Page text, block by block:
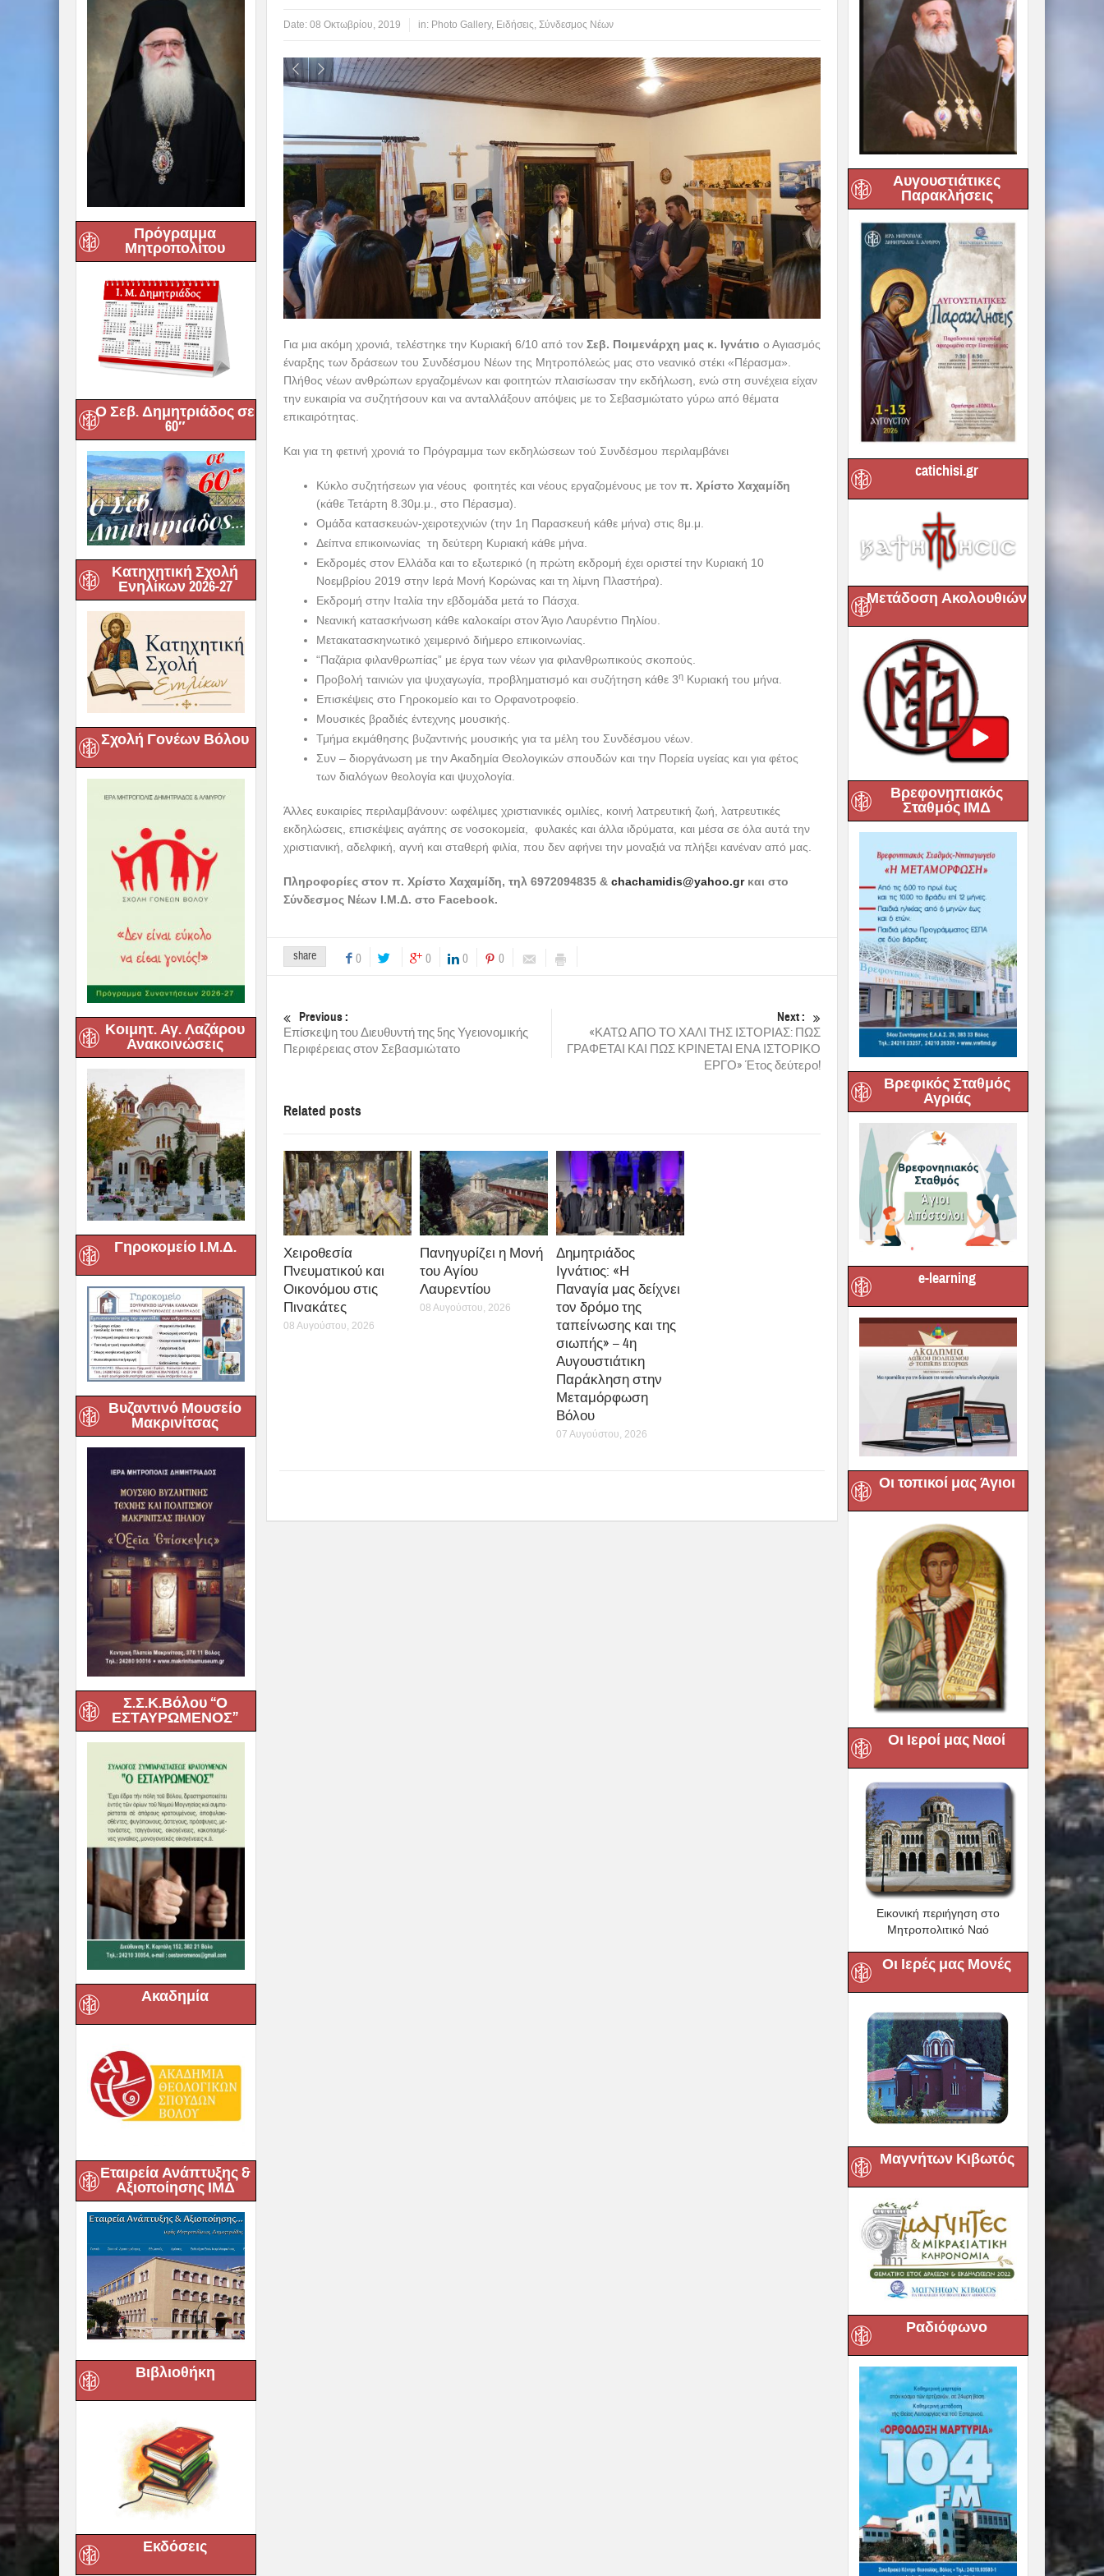
Πρόγραμμα
Μητροπολίτου
Ο Σεβ. Δημητριάδος σε
60″
Κατηχητική Σχολή
Ενηλίκων 2026-27
Σχολή Γονέων Βόλου
Κοιμητ. Αγ. Λαζάρου
Ανακοινώσεις
Γηροκομείο Ι.Μ.Δ.
Βυζαντινό Μουσείο
Μακρινίτσας
Σ.Σ.Κ.Βόλου “Ο
ΕΣΤΑΥΡΩΜΕΝΟΣ”
Ακαδημία
Εταιρεία Ανάπτυξης &
Αξιοποίησης ΙΜΔ
Βιβλιοθήκη
Εκδόσεις
Date: 08 Οκτωβρίου, 2019 in: Photo Gallery, Ειδήσεις, Σύνδεσμος Νέων
Για μια ακόμη χρονιά, τελέστηκε την Κυριακή 6/10 από τον Σεβ. Ποιμενάρχη μας κ. Ιγνάτιο ο Αγιασμός
έναρξης των δράσεων του Συνδέσμου Νέων της Μητροπόλεώς μας στο νεανικό στέκι «Πέρασμα».
Πλήθος νέων ανθρώπων εργαζομένων και φοιτητών πλαισίωσαν την εκδήλωση, ενώ στη συνέχεια είχαν
την ευκαιρία να συζητήσουν και να ανταλλάξουν απόψεις με το Σεβασμιώτατο γύρω από θέματα
επικαιρότητας.
Και για τη φετινή χρονιά το Πρόγραμμα των εκδηλώσεων τού Συνδέσμου περιλαμβάνει
Κύκλο συζητήσεων για νέους φοιτητές και νέους εργαζομένους με τον π. Χρίστο Χαχαμίδη
(κάθε Τετάρτη 8.30μ.μ., στο Πέρασμα).
Ομάδα κατασκευών-χειροτεχνιών (την 1η Παρασκευή κάθε μήνα) στις 8μ.μ.
Δείπνα επικοινωνίας τη δεύτερη Κυριακή κάθε μήνα.
Εκδρομές στον Ελλάδα και το εξωτερικό (η πρώτη εκδρομή έχει οριστεί την Κυριακή 10
Νοεμβρίου 2019 στην Ιερά Μονή Κορώνας και τη λίμνη Πλαστήρα).
Εκδρομή στην Ιταλία την εβδομάδα μετά το Πάσχα.
Νεανική κατασκήνωση κάθε καλοκαίρι στον Άγιο Λαυρέντιο Πηλίου.
Μετακατασκηνωτικό χειμερινό διήμερο επικοινωνίας.
“Παζάρια φιλανθρωπίας” με έργα των νέων για φιλανθρωπικούς σκοπούς.
Προβολή ταινιών για ψυχαγωγία, προβληματισμό και συζήτηση κάθε 3ηΚυριακή του μήνα.
Επισκέψεις στο Γηροκομείο και το Ορφανοτροφείο.
Μουσικές βραδιές έντεχνης μουσικής.
Τμήμα εκμάθησης βυζαντινής μουσικής για τα μέλη του Συνδέσμου νέων.
Συν – διοργάνωση με την Ακαδημία Θεολογικών σπουδών και την Πορεία υγείας και για φέτος
των διαλόγων θεολογία και ψυχολογία.
Άλλες ευκαιρίες περιλαμβάνουν: ωφέλιμες χριστιανικές ομιλίες, κοινή λατρευτική ζωή, λατρευτικές
εκδηλώσεις, επισκέψεις αγάπης σε νοσοκομεία, φυλακές και άλλα ιδρύματα, και μέσα σε όλα αυτά την
χριστιανική, αδελφική, αγνή και σταθερή φιλία, που δεν αφήνει την μοναξιά να πλήξει κανέναν από μας.
Πληροφορίες στον π. Χρίστο Χαχαμίδη, τηλ 6972094835 & chachamidis@yahoo.grκαι στο
Σύνδεσμος Νέων Ι.Μ.Δ. στο Facebook.
share 0 0 0 0
Previous :
Επίσκεψη του Διευθυντή της 5ης Υγειονομικής
Περιφέρειας στον Σεβασμιώτατο
Next :
«ΚΑΤΩ ΑΠΟ ΤΟ ΧΑΛΙ ΤΗΣ ΙΣΤΟΡΙΑΣ: ΠΩΣ
ΓΡΑΦΕΤΑΙ ΚΑΙ ΠΩΣ ΚΡΙΝΕΤΑΙ ΕΝΑ ΙΣΤΟΡΙΚΟ
ΕΡΓΟ» Έτος δεύτερο!
Related posts
Χειροθεσία
Πνευματικού και
Οικονόμου στις
Πινακάτες
08 Αυγούστου, 2026
Πανηγυρίζει η Μονή
του Αγίου
Λαυρεντίου
08 Αυγούστου, 2026
Δημητριάδος
Ιγνάτιος: «Η
Παναγία μας δείχνει
τον δρόμο της
ταπείνωσης και της
σιωπής» – 4η
Αυγουστιάτικη
Παράκληση στην
Μεταμόρφωση
Βόλου
07 Αυγούστου, 2026
Αυγουστιάτικες
Παρακλήσεις
catichisi.gr
Μετάδοση Ακολουθιών
Βρεφονηπιακός
Σταθμός ΙΜΔ
Βρεφικός Σταθμός
Αγριάς
e-learning
Οι τοπικοί μας Άγιοι
Οι Ιεροί μας Ναοί
Εικονική περιήγηση στο
Μητροπολιτικό Ναό
Οι Ιερές μας Μονές
Μαγνήτων Κιβωτός
Ραδιόφωνο